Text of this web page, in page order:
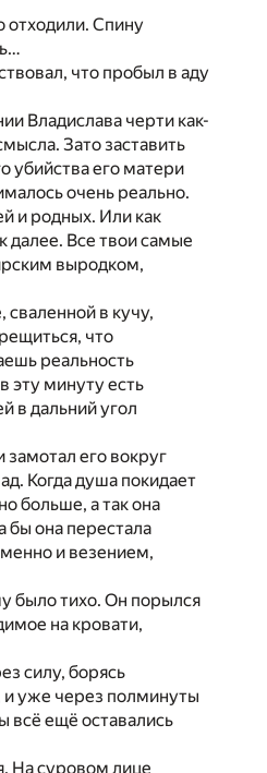
отходили. Спину
что пробыл в аду
Владислава черти как-
Зато заставить
убийства его матери
очень реально.
и родных. Или как
далее. Все твои самые
выродком,
сваленной в кучу,
что
реальность
эту минуту есть
в дальний угол
его вокруг
Когда душа покидает
больше, а так она
бы она перестала
и везением,
было тихо. Он порылся
на кровати,
силу, борясь
и уже через полминуты
всё ещё оставались
На суровом лице